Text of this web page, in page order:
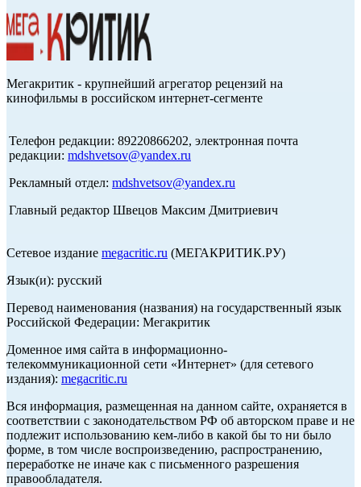
Мегакритик - крупнейший агрегатор рецензий на
кинофильмы в российском интернет-сегменте
Телефон редакции: 89220866202, электронная почта
редакции: mdshvetsov@yandex.ru
Рекламный отдел: mdshvetsov@yandex.ru
Главный редактор Швецов Максим Дмитриевич
Сетевое издание megacritic.ru (МЕГАКРИТИК.РУ)
Язык(и): русский
Перевод наименования (названия) на государственный язык
Российской Федерации: Мегакритик
Доменное имя сайта в информационно-
телекоммуникационной сети «Интернет» (для сетевого
издания): megacritic.ru
Вся информация, размещенная на данном сайте, охраняется в
соответствии с законодательством РФ об авторском праве и не
подлежит использованию кем-либо в какой бы то ни было
форме, в том числе воспроизведению, распространению,
переработке не иначе как с письменного разрешения
правообладателя.